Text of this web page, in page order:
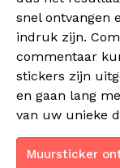
snel ontvangen
indruk zijn.
commentaar
stickers zijn
en gaan lang
van uw unieke
Muursticker